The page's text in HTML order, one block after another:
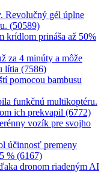
Revolučný gél úplne
(50589)
krídlom prináša až 50%
za 4 minúty a môže
lítia (7586)
pomocou bambusu
funkčnú multikoptéru.
ich prekvapil (6772)
vozík pre svojho
účinnosť premeny
% (6167)
dronom riadeným AI